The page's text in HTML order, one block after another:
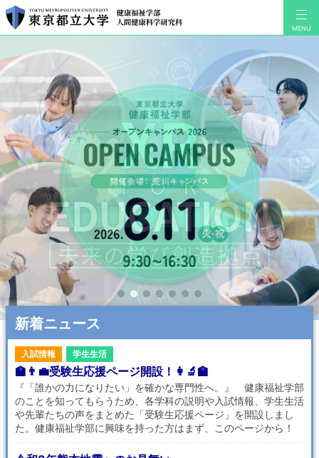
新着ニュース
入試情報 学生生活
🏫👨‍💼受験生応援ページ開設！👩‍🔬🏫
『「誰かの力になりたい」を確かな専門性へ。』 健康福祉学部
のことを知ってもらうため、各学科の説明や入試情報、学生生活
や先輩たちの声をまとめた「受験生応援ページ」を開設しまし
た。健康福祉学部に興味を持った方はまず、このページから！